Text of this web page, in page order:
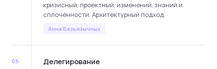
кризисный, проектный, изменений, знаний и
сплочённости. Архитектурный подход.
Анна Безъязычных
05 Делегирование